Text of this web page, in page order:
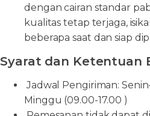
dengan cairan standar
kualitas tetap terjaga,
beberapa saat dan siap
Syarat dan Ketentuan
Jadwal Pengiriman:
Minggu (09.00-17.00 )